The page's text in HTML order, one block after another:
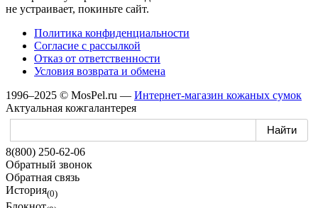
не устраивает, покиньте сайт.
Политика конфиденциальности
Согласие с рассылкой
Отказ от ответственности
Условия возврата и обмена
1996–2025 © MosPel.ru — Интернет-магазин кожаных сумок
Актуальная кожгалантерея
8(800) 250-62-06
Обратный звонок
Обратная связь
История(0)